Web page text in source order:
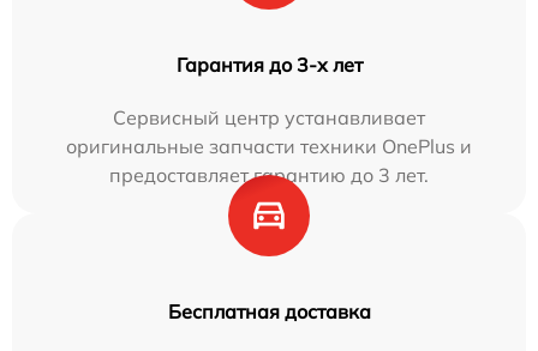
Гарантия до 3-х лет
Сервисный центр устанавливает
оригинальные запчасти техники OnePlus и
предоставляет гарантию до 3 лет.
Бесплатная доставка